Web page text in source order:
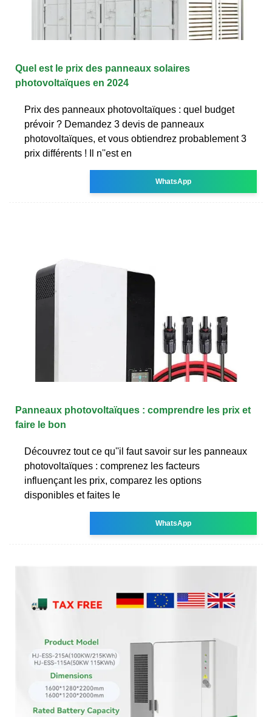
Quel est le prix des panneaux solaires
photovoltaïques en 2024
Prix des panneaux photovoltaïques : quel budget
prévoir ? Demandez 3 devis de panneaux
photovoltaïques, et vous obtiendrez probablement 3
prix différents ! Il n''est en
WhatsApp
Panneaux photovoltaïques : comprendre les prix et
faire le bon
Découvrez tout ce qu''il faut savoir sur les panneaux
photovoltaïques : comprenez les facteurs
influençant les prix, comparez les options
disponibles et faites le
WhatsApp